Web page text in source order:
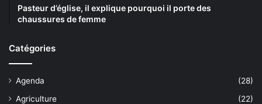
Pasteur d’église, il explique pourquoi il porte des
chaussures de femme
Catégories
Agenda
(28)
Agriculture
(22)